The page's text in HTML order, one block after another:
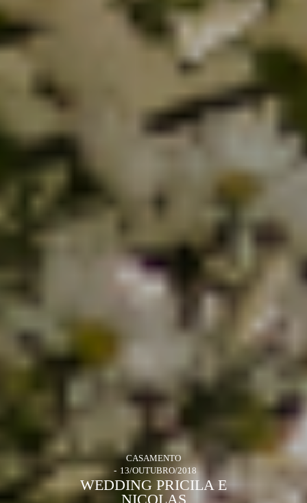
CASAMENTO
13/OUTUBRO/2018
WEDDING PRICILA E
NICOLAS